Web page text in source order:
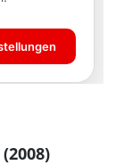
(2008)